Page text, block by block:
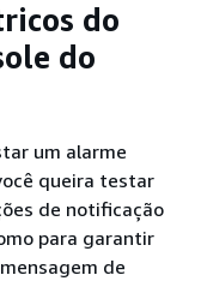
do
do
um alarme
queira testar
de notificação
para garantir
de